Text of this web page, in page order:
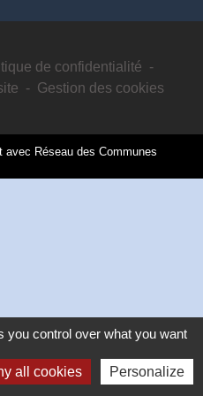
de confidentialité -
- Gestion des cookies
avec Réseau des Communes
you control over what you want
all cookies Personalize